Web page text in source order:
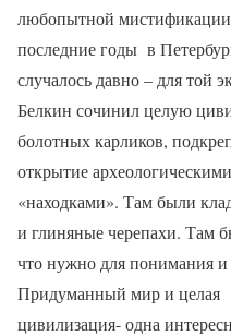
любопытной
последние годы в
случалось давно – для той
Белкин сочинил целую
болотных карликов,
открытие археологическими
«находками». Там были
и глиняные черепахи. Там
что нужно для понимания
Придуманный мир и целая
цивилизация- одна